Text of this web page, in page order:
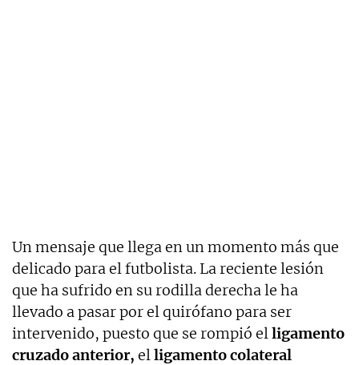
Un mensaje que llega en un momento más que
delicado para el futbolista. La reciente lesión
que ha sufrido en su rodilla derecha le ha
llevado a pasar por el quirófano para ser
intervenido, puesto que se rompió elligamento
cruzado anterior, elligamento colateral